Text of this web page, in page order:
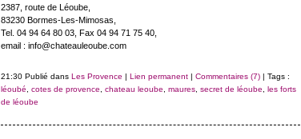
2387, route de Léoube,
83230 Bormes-Les-Mimosas,
Tel. 04 94 64 80 03, Fax 04 94 71 75 40,
email : info@chateauleoube.com
21:30 Publié dans Les Provence | Lien permanent| Commentaires (7)| Tags :
léoubé
cotes de provence chateau leoube maures, secret de léoube
les forts
de léoube